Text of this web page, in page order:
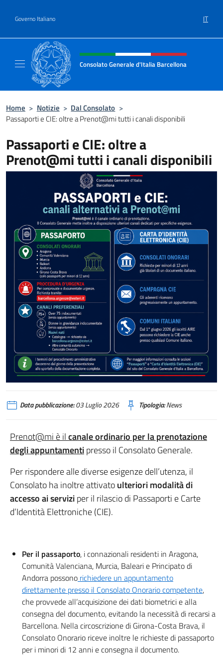
Governo Italiano IT
Intestazione sito, social e menù
Consolato Generale d'Italia Barcellona
Home > Notizie > Dal Consolato >
Passaporti e CIE: oltre a Prenot@mi tutti i canali disponibili
Passaporti e CIE: oltre a
Prenot@mi tutti i canali disponibili
Data pubblicazione:03 Luglio 2026 Tipologia:News
Prenot@mi è ilcanale ordinario per la prenotazione
degli appuntamentipresso il Consolato Generale.
Per rispondere alle diverse esigenze dell’utenza, il
Consolato ha inoltre attivatoulteriori modalità di
accesso ai serviziper il rilascio di Passaporti e Carte
d’Identità Elettroniche (CIE).
Per il passaporto, i connazionali residenti in Aragona,
Comunità Valenciana, Murcia, Baleari e Principato di
Andorra possono richiedere un appuntamento
direttamente presso il Consolato Onorario competente,
che provvede all’acquisizione dei dati biometrici e alla
consegna del documento, evitando la necessità di recarsi a
Barcellona. Nella circoscrizione di Girona-Costa Brava, il
Consolato Onorario riceve inoltre le richieste di passaporto
per i minori di 12 anni e consegna il documento.